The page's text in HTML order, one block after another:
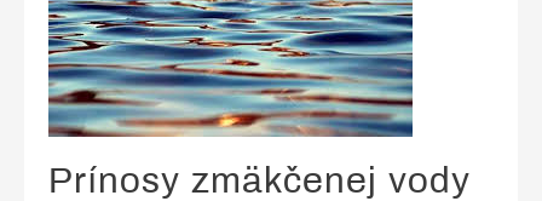
Prínosy zmäkčenej vody